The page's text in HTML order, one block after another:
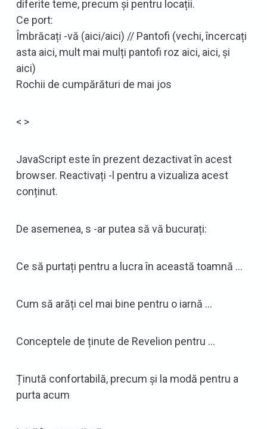
diferite teme, precum și pentru locații.
Ce port:
Îmbrăcați -vă (aici/aici) // Pantofi (vechi, încercați
asta aici, mult mai mulți pantofi roz aici, aici, și
aici)
Rochii de cumpărături de mai jos
< >
JavaScript este în prezent dezactivat în acest
browser. Reactivați -l pentru a vizualiza acest
conținut.
De asemenea, s -ar putea să vă bucurați:
Ce să purtați pentru a lucra în această toamnă …
Cum să arăți cel mai bine pentru o iarnă …
Conceptele de ținute de Revelion pentru …
Ținută confortabilă, precum și la modă pentru a
purta acum